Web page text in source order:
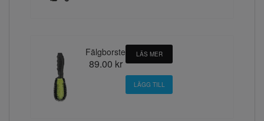
Fälgborste
89.00 kr
LÄS MER